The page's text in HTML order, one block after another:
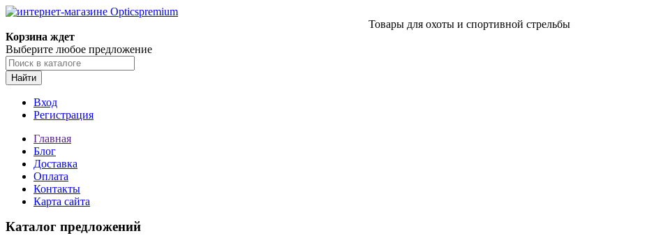
Товары для охоты и спортивной стрельбы
Корзина ждет
Выберите любое предложение
Найти
Вход
Регистрация
Главная
Блог
Доставка
Оплата
Контакты
Карта сайта
Каталог предложений